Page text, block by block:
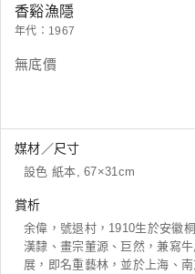
香谿漁隱
年代：1967
無底價
媒材／尺寸
設色 紙本, 67×31cm
賞析
余偉，號退村，1910生於安徽
漢隸、畫宗董源、巨然，兼寫
展，即名重藝林，並於上海、